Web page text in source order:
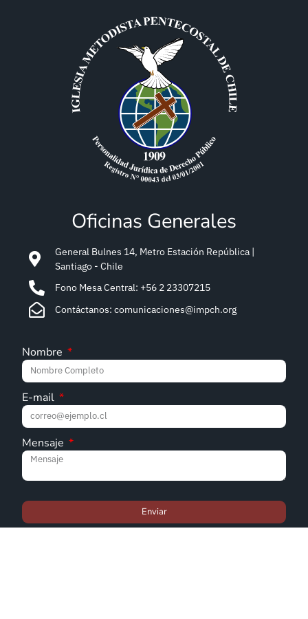
Oficinas Generales
General Bulnes 14, Metro Estación República |
Santiago - Chile
Fono Mesa Central: +56 2 23307215
Contáctanos: comunicaciones@impch.org
Nombre
E-mail
Mensaje
Enviar